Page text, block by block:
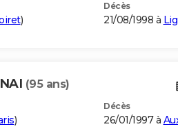
)
Décès
21/08/1998 à
(95 ans)
)
Décès
26/01/1997 à